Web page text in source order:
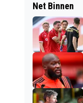
Net Binnen